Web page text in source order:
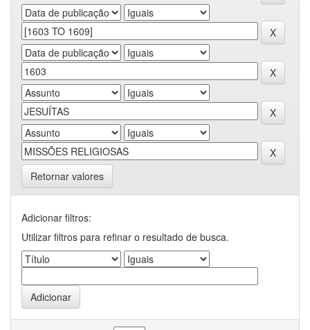
Retornar valores
Adicionar filtros:
Utilizar filtros para refinar o resultado de busca.